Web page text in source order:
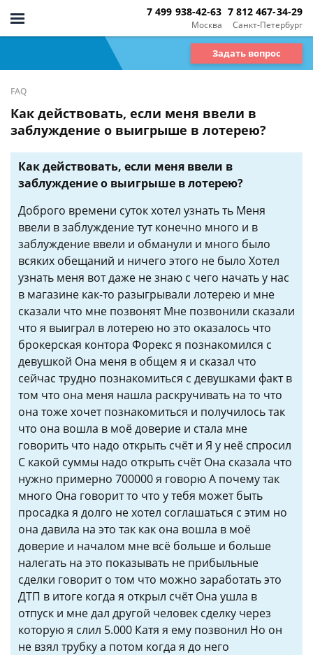
Москва
7 499 938-42-63
Санкт-Петербург
7 812 467-34-29
Задать вопрос
FAQ
Как действовать, если меня ввели в
заблуждение о выигрыше в лотерею?
Как действовать, если меня ввели в
заблуждение о выигрыше в лотерею?
Доброго времени суток хотел узнать ть Меня
ввели в заблуждение тут конечно много и в
заблуждение ввели и обманули и много было
всяких обещаний и ничего этого не было Хотел
узнать меня вот даже не знаю с чего начать у нас
в магазине как-то разыгрывали лотерею и мне
сказали что мне позвонят Мне позвонили сказали
что я выиграл в лотерею но это оказалось что
брокерская контора Форекс я познакомился с
девушкой Она меня в общем я и сказал что
сейчас трудно познакомиться с девушками факт в
том что она меня нашла раскручивать на то что
она тоже хочет познакомиться и получилось так
что она вошла в моё доверие и стала мне
говорить что надо открыть счёт и Я у неё спросил
С какой суммы надо открыть счёт Она сказала что
нужно примерно 700000 я говорю А почему так
много Она говорит то что у тебя может быть
просадка я долго не хотел соглашаться с этим но
она давила на это так как она вошла в моё
доверие и началом мне всё больше и больше
налегать на это показывать не прибыльные
сделки говорит о том что можно заработать это
ДТП в итоге когда я открыл счёт Она ушла в
отпуск и мне дал другой человек сделку через
которую я слил 5.000 Катя я ему позвонил Но он
не взял трубку а потом когда я до него